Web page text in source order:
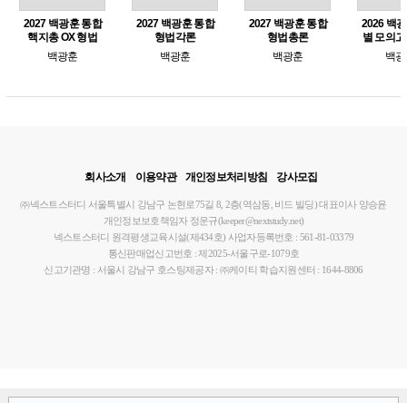
2027 백광훈 통합
핵지총 OX 형법
백광훈
2027 백광훈 통합
형법각론
백광훈
2027 백광훈 통합
형법총론
백광훈
2026 백
별 모의
백
회사소개 이용약관 개인정보처리방침 강사모집
㈜넥스트스터디 서울특별시 강남구 논현로75길 8, 2층(역삼동, 비드 빌딩)대표이사 양승윤
개인정보보호책임자 정운규(keeper@nextstudy.net)
넥스트스터디 원격평생교육시설(제434호) 사업자등록번호 : 561-81-03379
통신판매업신고번호 : 제2025-서울구로-1079호
신고기관명 : 서울시 강남구 호스팅제공자 : ㈜케이티 학습지원센터 : 1644-8806